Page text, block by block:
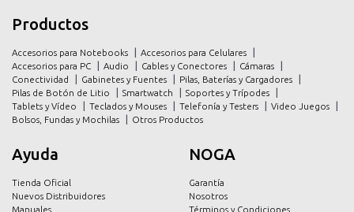
productos
promociones
contacto
promociones
contacto
Productos
Accesorios para Notebooks
Accesorios para Celulares
Accesorios para PC
Audio Cables y Conectores
Cámaras
Conectividad
Gabinetes y Fuentes
Pilas, Baterías y Cargadores
Pilas de Botón de Litio
Smartwatch
Soportes y Trípodes
Tablets y Vídeo
Teclados y Mouses Telefonía y Testers
Video Juegos
Bolsos, Fundas y Mochilas
Otros Productos
Ayuda
Tienda Oficial
Nuevos Distribuidores
Manuales
NOGA
Garantía
Nosotros
Términos y Condiciones